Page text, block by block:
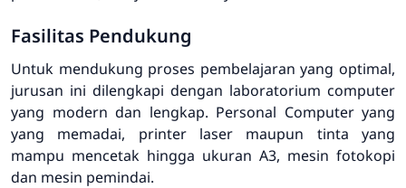
Fasilitas Pendukung
Untuk mendukung proses pembelajaran yang optimal,
jurusan ini dilengkapi dengan laboratorium computer
yang modern dan lengkap. Personal Computer yang
yang memadai, printer laser maupun tinta yang
mampu mencetak hingga ukuran A3, mesin fotokopi
dan mesin pemindai.